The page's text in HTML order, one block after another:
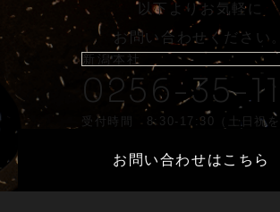
以下よりお気軽に
お問い合わせください
新潟本社
0256-35-
受付時間 8:30-17:30（土日祝を
お問い合わせはこちら